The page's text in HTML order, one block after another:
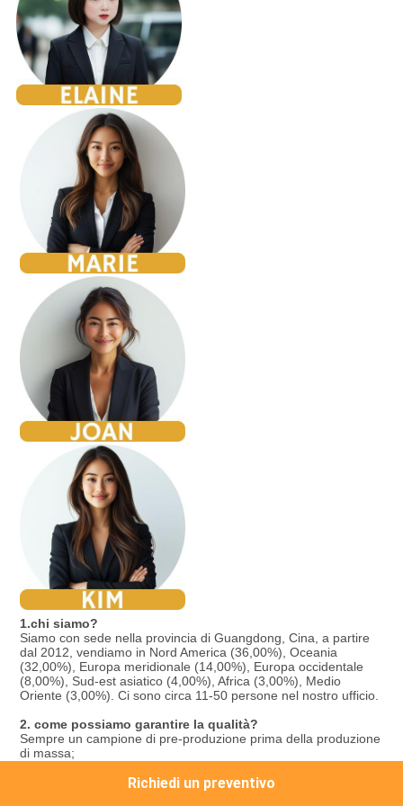
1.chi siamo?
Siamo con sede nella provincia di Guangdong, Cina, a partire
dal 2012, vendiamo in Nord America (36,00%), Oceania
(32,00%), Europa meridionale (14,00%), Europa occidentale
(8,00%), Sud-est asiatico (4,00%), Africa (3,00%), Medio
Oriente (3,00%). Ci sono circa 11-50 persone nel nostro ufficio.
2. come possiamo garantire la qualità?
Sempre un campione di pre-produzione prima della produzione
di massa;
Richiedi un preventivo